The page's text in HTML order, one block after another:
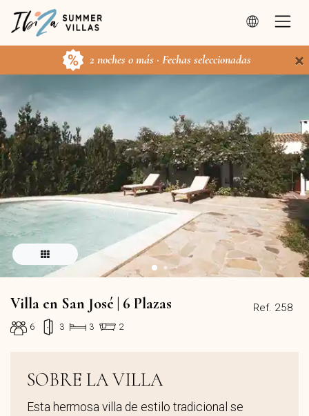
2 noches o más · Fechas seleccionadas ×
Ref. 258
Villa en San José | 6 Plazas
6 3 3 2
SOBRE LA VILLA
Esta hermosa villa de estilo tradicional se